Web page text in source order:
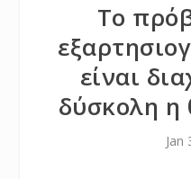
Το
είναι
δύσκολη η
Jan